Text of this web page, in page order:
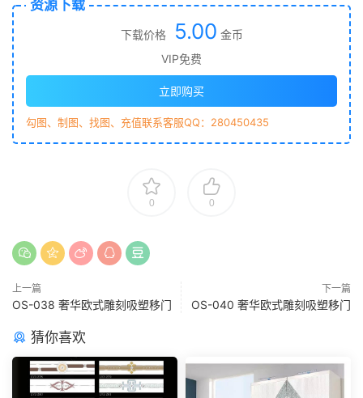
资源下载
下载价格 5.00 金币
VIP免费
立即购买
勾图、制图、找图、充值联系客服QQ：280450435
0 0
上一篇
OS-038 奢华欧式雕刻吸塑移门
下一篇
OS-040 奢华欧式雕刻吸塑移门
猜你喜欢